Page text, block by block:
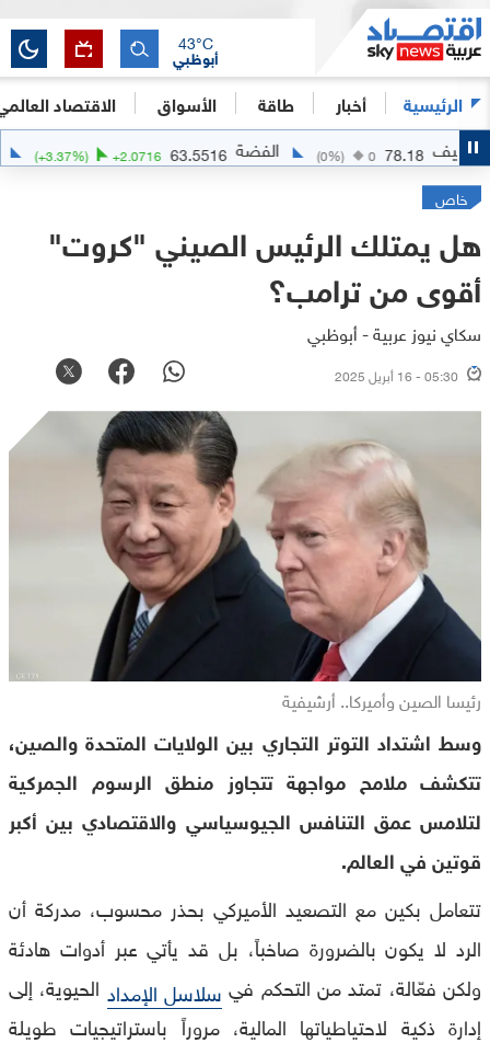
الرئيسية أخبار طاقة الأسواق الاقتصاد
أبوظبي
43°C
0
(0 %) الفضة 63.5516
+2.0716
(+3.37 %) الذهب
خاص
هل يمتلك الرئيس الصيني "كروت"
أقوى من ترامب؟
سكاي نيوز عربية - أبوظبي
05:30 - 16 أبريل 2025
رئيسا الصين وأميركا.. أرشيفية
وسط اشتداد التوتر التجاري بين الولايات المتحدة والصين،
تتكشف ملامح مواجهة تتجاوز منطق الرسوم الجمركية
لتلامس عمق التنافس الجيوسياسي والاقتصادي بين أكبر
قوتين في العالم.
تتعامل بكين مع التصعيد الأميركي بحذر محسوب، مدركة أن
الرد لا يكون بالضرورة صاخباً، بل قد يأتي عبر أدوات هادئة
ولكن فعّالة، تمتد من التحكم في سلاسل الإمداد الحيوية، إلى
إدارة ذكية لاحتياطياتها المالية، مروراً باستراتيجيات طويلة